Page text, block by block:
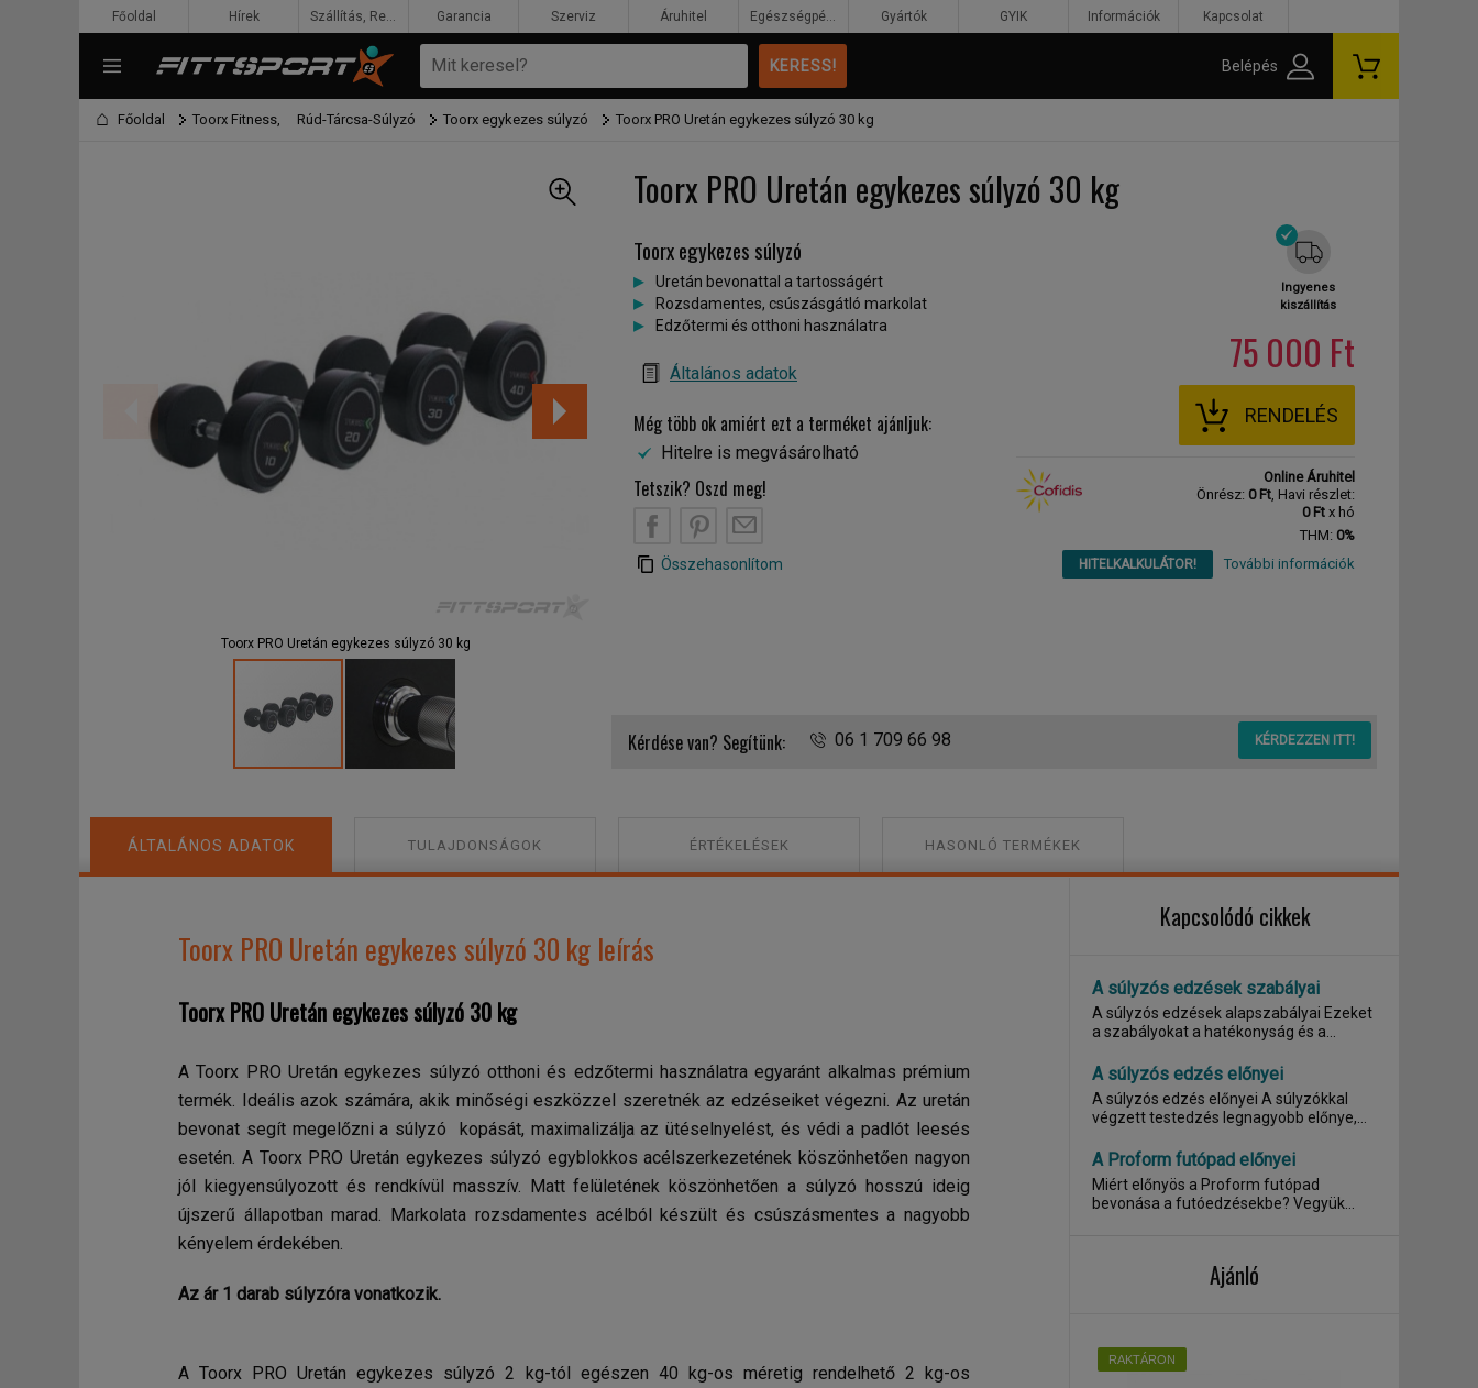
Főoldal Toorx Fitness, Rúd-Tárcsa-Súlyzó Toorx egykezes súlyzó Toorx PRO Uretán egykezes súlyzó 30 kg
Toorx PRO Uretán egykezes súlyzó 30 kg
Toorx PRO Uretán egykezes súlyzó 30 kg
Ingyenes
kiszállítás
75 000 Ft
RENDELÉS
Online Áruhitel
Önrész: 0 Ft, Havi részlet:
0 Ft x hó
THM: 0%
HITELKALKULÁTOR! További információk
Toorx egykezes súlyzó
Uretán bevonattal a tartosságért
Rozsdamentes, csúszásgátló markolat
Edzőtermi és otthoni használatra
Általános adatok
Még több ok amiért ezt a terméket ajánljuk:
Hitelre is megvásárolható
Tetszik? Oszd meg!
Összehasonlítom
Kérdése van? Segítünk: 06 1 709 66 98 KÉRDEZZEN ITT!
ÁLTALÁNOS ADATOK TULAJDONSÁGOK ÉRTÉKELÉSEK HASONLÓ TERMÉKEK
Toorx PRO Uretán egykezes súlyzó 30 kg leírás
Toorx PRO Uretán egykezes súlyzó 30 kg
A Toorx PRO Uretán egykezes súlyzó otthoni és edzőtermi használatra egyaránt alkalmas prémium
termék. Ideális azok számára, akik minőségi eszközzel szeretnék az edzéseiket végezni. Az uretán
bevonat segít megelőzni a súlyzó kopását, maximalizálja az ütéselnyelést, és védi a padlót leesés
esetén. A Toorx PRO Uretán egykezes súlyzó egyblokkos acélszerkezetének köszönhetően nagyon
jól kiegyensúlyozott és rendkívül masszív. Matt felületének köszönhetően a súlyzó hosszú ideig
újszerű állapotban marad. Markolata rozsdamentes acélból készült és csúszásmentes a nagyobb
kényelem érdekében.
Az ár 1 darab súlyzóra vonatkozik.
A Toorx PRO Uretán egykezes súlyzó 2 kg-tól egészen 40 kg-os méretig rendelhető 2 kg-os
Kapcsolódó cikkek
A súlyzós edzések szabályai
A súlyzós edzések alapszabályai Ezeket
a szabályokat a hatékonyság és a...
A súlyzós edzés előnyei
A súlyzós edzés előnyei A súlyzókkal
végzett testedzés legnagyobb előnye,
A Proform futópad előnyei
Miért előnyös a Proform futópad
bevonása a futóedzésekbe? Vegyük
Ajánló
RAKTÁRON
Főoldal Hírek Szállítás, Rendelés, Fizetés Garancia Szerviz Áruhitel Egészségpénztár Gyártók GYIK Információk Kapcsolat
Belépés